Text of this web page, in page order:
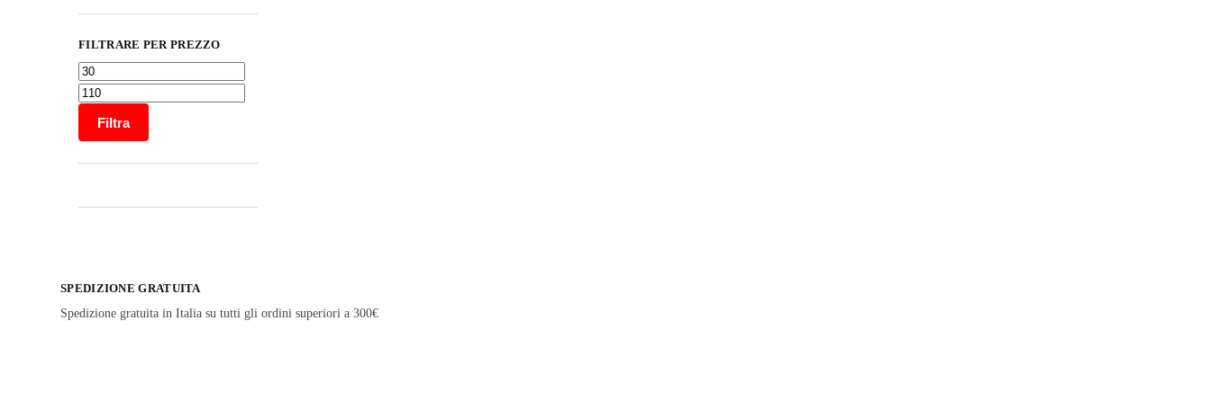
FILTRARE PER PREZZO
Filtra
SPEDIZIONE GRATUITA
Spedizione gratuita in Italia su tutti gli ordini superiori a 300€